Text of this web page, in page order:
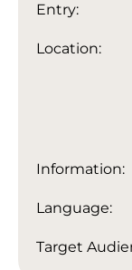
Entry:
Location:
Information:
Language:
Target